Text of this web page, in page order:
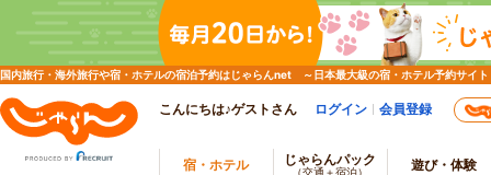
国内旅行・海外旅行や宿・ホテルの宿泊予約はじゃらんnet ～日本最大級の宿・ホテル予約サイト
こんにちは♪ゲストさん ログイン 会員登録
宿・ホテル じゃらんパック
（交通＋宿泊） 遊び・体験